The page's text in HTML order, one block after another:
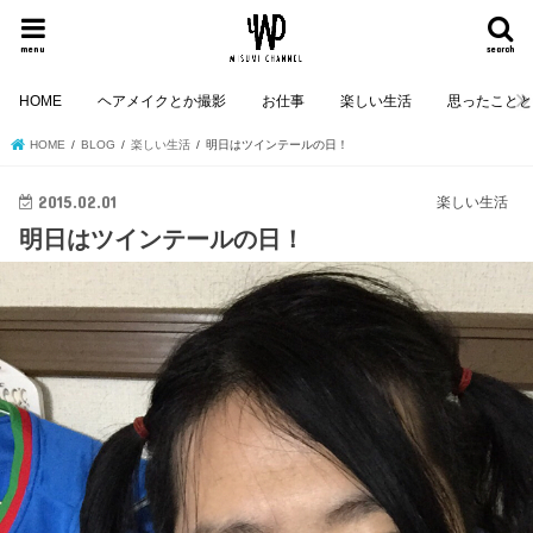
search
menu
HOME ヘアメイクとか撮影 お仕事 楽しい生活 思ったこと
HOME BLOG 楽しい生活 明日はツインテールの日！
楽しい生活
2015.02.01
明日はツインテールの日！